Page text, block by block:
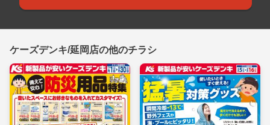
ケーズデンキ/延岡店の他のチラシ